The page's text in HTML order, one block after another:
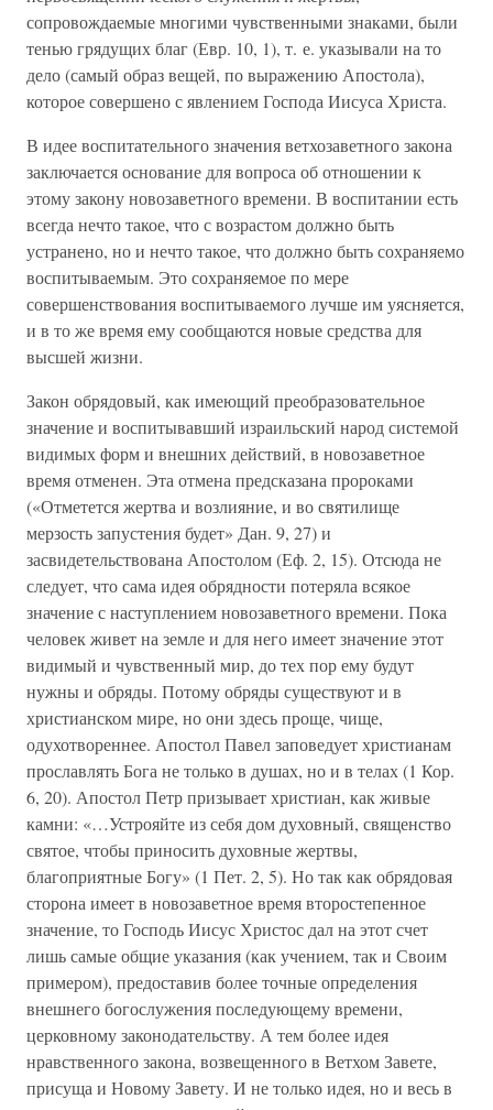
сопровождаемые многими чувственными знаками, были
тенью грядущих благ (Евр. 10, 1), т. е. указывали на то
дело (самый образ вещей, по выражению Апостола),
которое совершено с явлением Господа Иисуса Христа.
В идее воспитательного значения ветхозаветного закона
заключается основание для вопроса об отношении к
этому закону новозаветного времени. В воспитании есть
всегда нечто такое, что с возрастом должно быть
устранено, но и нечто такое, что должно быть сохраняемо
воспитываемым. Это сохраняемое по мере
совершенствования воспитываемого лучше им уясняется,
и в то же время ему сообщаются новые средства для
высшей жизни.
Закон обрядовый, как имеющий преобразовательное
значение и воспитывавший израильский народ системой
видимых форм и внешних действий, в новозаветное
время отменен. Эта отмена предсказана пророками
(«Отметется жертва и возлияние, и во святилище
мерзость запустения будет» Дан. 9, 27) и
засвидетельствована Апостолом (Еф. 2, 15). Отсюда не
следует, что сама идея обрядности потеряла всякое
значение с наступлением новозаветного времени. Пока
человек живет на земле и для него имеет значение этот
видимый и чувственный мир, до тех пор ему будут
нужны и обряды. Потому обряды существуют и в
христианском мире, но они здесь проще, чище,
одухотвореннее. Апостол Павел заповедует христианам
прославлять Бога не только в душах, но и в телах (1 Кор.
6, 20). Апостол Петр призывает христиан, как живые
камни: «…Устрояйте из себя дом духовный, священство
святое, чтобы приносить духовные жертвы,
благоприятные Богу» (1 Пет. 2, 5). Но так как обрядовая
сторона имеет в новозаветное время второстепенное
значение, то Господь Иисус Христос дал на этот счет
лишь самые общие указания (как учением, так и Своим
примером), предоставив более точные определения
внешнего богослужения последующему времени,
церковному законодательству. А тем более идея
нравственного закона, возвещенного в Ветхом Завете,
присуща и Новому Завету. И не только идея, но и весь в